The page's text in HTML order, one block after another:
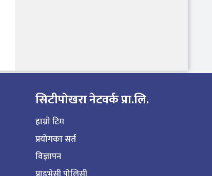
सिटीपाेखरा नेटवर्क प्रा.लि.
हाम्राे टिम
प्रयोगका सर्त
विज्ञापन